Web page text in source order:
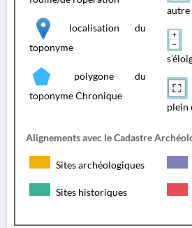
localisation du
toponyme
polygone du
toponyme Chronique
autre
plein
Alignements avec le Cadastre
Sites archéologiques
Sites historiques